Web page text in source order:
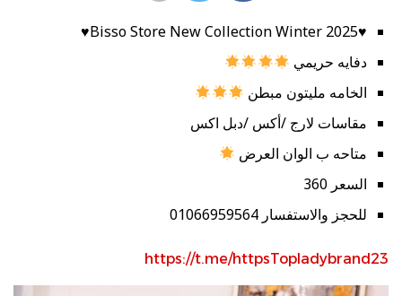
♥️Bisso Store New Collection Winter 2025♥️
دفايه حريمي
الخامه مليتون مبطن
مقاسات لارج /أكس /دبل اكس
متاحه ب الوان العرض
السعر 360
للحجز والاستفسار 01066959564
https://t.me/httpsTopladybrand23